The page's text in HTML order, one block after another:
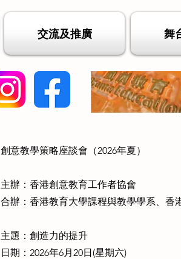
交流及推廣 舞
創意教學策略座談會（2026年夏）
主辦：香港創意教育工作者協會
合辦：香港教育大學課程與教學學系、香
主題：創造力的提升
日期：2026年6月20日(星期六)